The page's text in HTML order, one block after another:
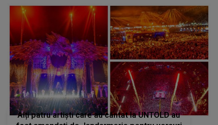
Alți patru artiști care au cântat la UNTOLD au
fost amendați de Jandarmerie pentru versuri
„vulgare și rasiste”
STIRI MONDENE